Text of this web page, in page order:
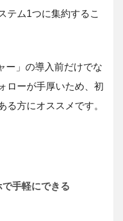
テム1つに集約するこ
ー」の導入前だけでな
ローが手厚いため、初
る方にオススメです。
手軽にできる